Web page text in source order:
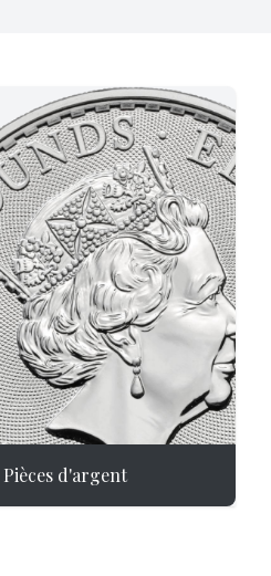
Pièces d'argent